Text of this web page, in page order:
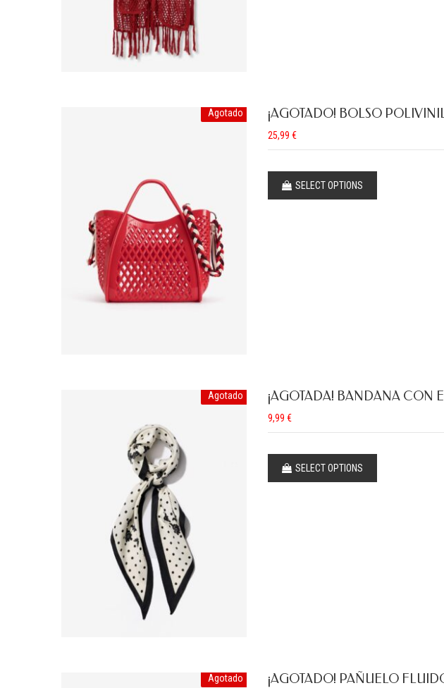
Agotado ¡AGOTADO! BOLSO
25,99€
SELECT OPTIONS
Agotado ¡AGOTADA! BANDANA CON
9,99€
SELECT OPTIONS
Agotado ¡AGOTADO! PAÑUELO